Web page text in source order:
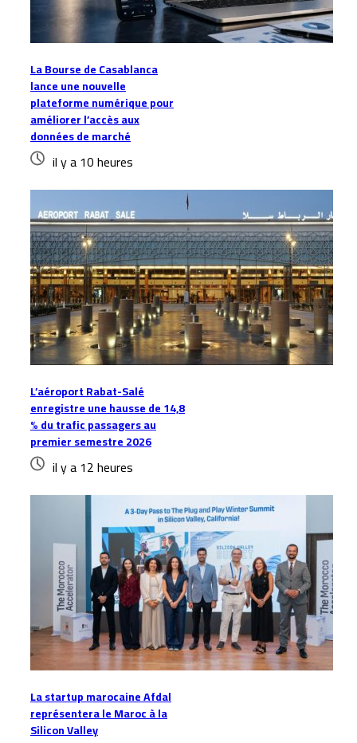
La Bourse de Casablanca
lance une nouvelle
plateforme numérique pour
améliorer l’accès aux
données de marché
il y a 10 heures
L’aéroport Rabat-Salé
enregistre une hausse de 14,8
% du trafic passagers au
premier semestre 2026
il y a 12 heures
La startup marocaine Afdal
représentera le Maroc à la
Silicon Valley